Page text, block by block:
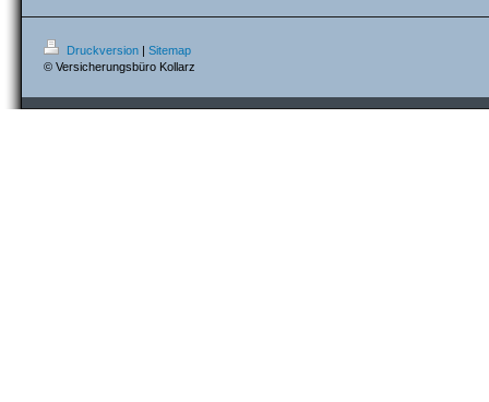
Druckversion | Sitemap
© Versicherungsbüro Kollarz